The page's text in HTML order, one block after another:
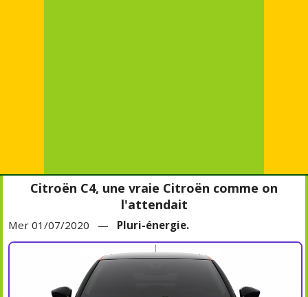
Citroën C4, une vraie Citroën comme on
l'attendait
Mer 01/07/2020 — Pluri-énergie.